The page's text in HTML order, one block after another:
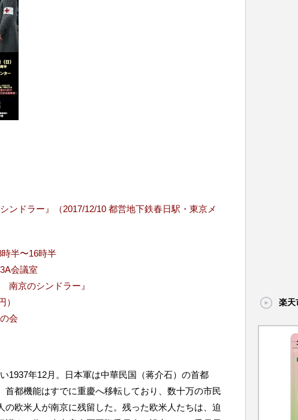
ンドラー』（2017/12/10 都営地下鉄春日駅・東京メ
半〜16時半
会議室
京のシンドラー』
）
会
1937年12月。日本軍は中華民国（蒋介石）の首都
都機能はすでに重慶へ移転しており、数十万の市民
欧米人が南京に残留した。残った欧米人たちは、迫
楽天